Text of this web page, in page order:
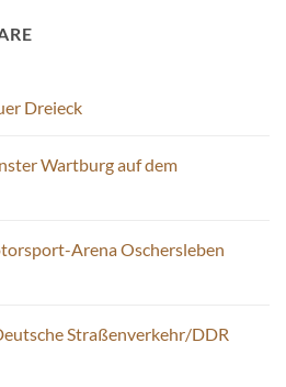
Dreieck
Wartburg auf dem
Arena Oschersleben
Straßenverkehr/DDR